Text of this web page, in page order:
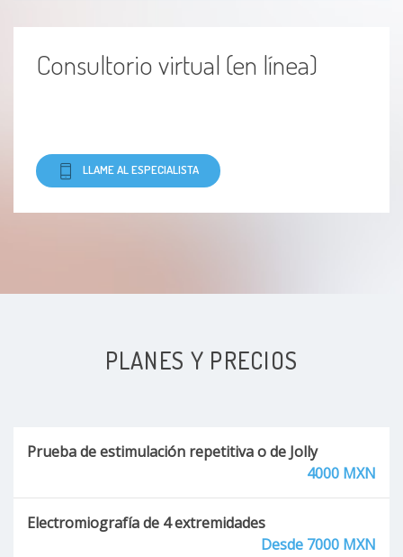
Consultorio virtual (en línea)
LLAME AL ESPECIALISTA
PLANES Y PRECIOS
Prueba de estimulación repetitiva o de Jolly
4000 MXN
Electromiografía de 4 extremidades
Desde 7000 MXN